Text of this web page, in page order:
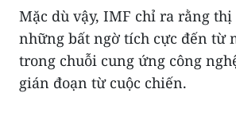
Mặc dù vậy, IMF chỉ ra rằng
những bất ngờ tích cực đến từ
trong chuỗi cung ứng công
gián đoạn từ cuộc chiến.